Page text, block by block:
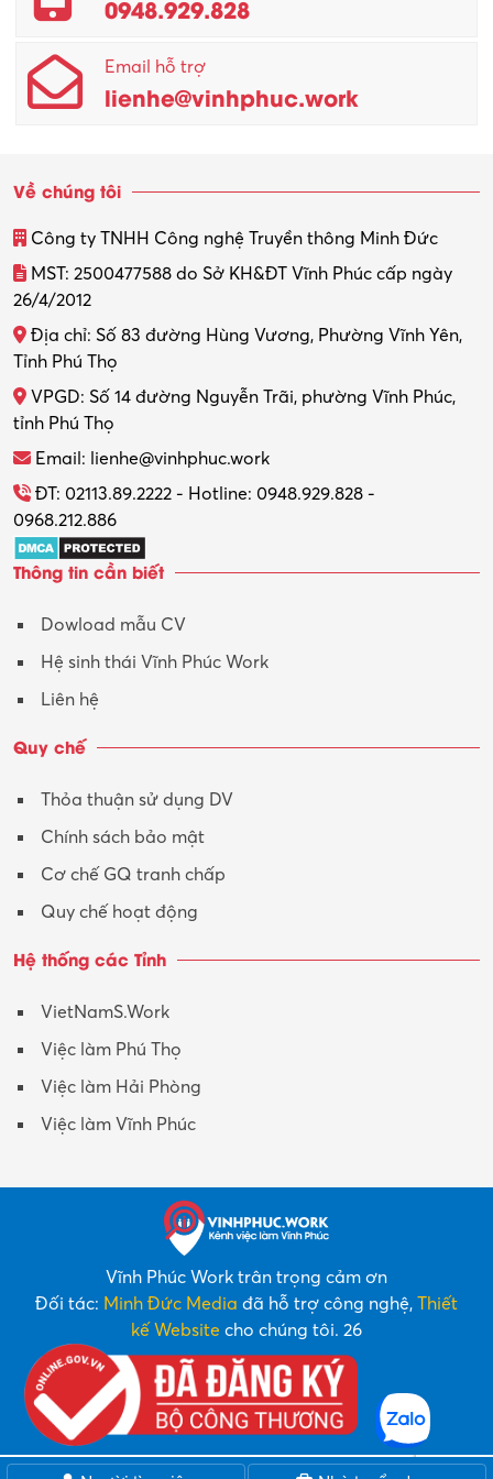
Quản lý chất lượng – QC
Quản lý sản xuất
Quản trị kinh doanh
Thiết kế nội thất
Thợ máy – Ô tô – Xe máy
Thực tập
Tổ chức sự kiện – Quà tặng
Trợ lý
Tư vấn
Tư vấn – Kiến trúc
Y tế-Dược
0948.929.828
Email hỗ trợ
lienhe@vinhphuc.work
Về chúng tôi
Công ty TNHH Công nghệ Truyền thông Minh Đức
MST: 2500477588 do Sở KH&ĐT Vĩnh Phúc cấp ngày
26/4/2012
Địa chỉ: Số 83 đường Hùng Vương, Phường Vĩnh Yên,
Tỉnh Phú Thọ
VPGD: Số 14 đường Nguyễn Trãi, phường Vĩnh Phúc,
tỉnh Phú Thọ
Email: lienhe@vinhphuc.work
ĐT: 02113.89.2222 - Hotline: 0948.929.828 -
0968.212.886
Thông tin cần biết
Dowload mẫu CV
Hệ sinh thái Vĩnh Phúc Work
Liên hệ
Quy chế
Thỏa thuận sử dụng DV
Chính sách bảo mật
Cơ chế GQ tranh chấp
Quy chế hoạt động
Hệ thống các Tỉnh
VietNamS.Work
Việc làm Phú Thọ
Việc làm Hải Phòng
Việc làm Vĩnh Phúc
Vĩnh Phúc Work trân trọng cảm ơn
Đối tác: Minh Đức Media đã hỗ trợ công nghệ, Thiết
kế Website cho chúng tôi. 26